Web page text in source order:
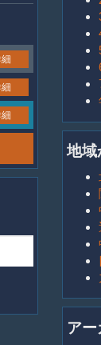
地域
ア